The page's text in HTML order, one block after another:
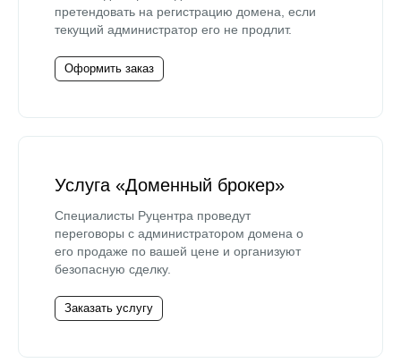
претендовать на регистрацию домена, если
текущий администратор его не продлит.
Оформить заказ
Услуга «Доменный брокер»
Специалисты Руцентра проведут
переговоры с администратором домена о
его продаже по вашей цене и организуют
безопасную сделку.
Заказать услугу